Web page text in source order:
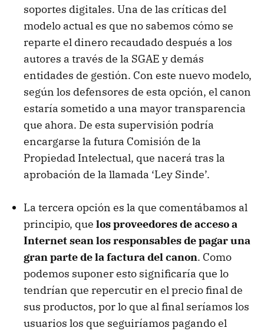
soportes digitales. Una de las críticas del
modelo actual es que no sabemos cómo se
reparte el dinero recaudado después a los
autores a través de la SGAE y demás
entidades de gestión. Con este nuevo modelo,
según los defensores de esta opción, el canon
estaría sometido a una mayor transparencia
que ahora. De esta supervisión podría
encargarse la futura Comisión de la
Propiedad Intelectual, que nacerá tras la
aprobación de la llamada ‘Ley Sinde’.
La tercera opción es la que comentábamos al
principio, que los proveedores de acceso a
Internet sean los responsables de pagar una
gran parte de la factura del canon. Como
podemos suponer esto significaría que lo
tendrían que repercutir en el precio final de
sus productos, por lo que al final seríamos los
usuarios los que seguiríamos pagando el